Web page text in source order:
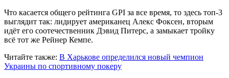
Что касается общего рейтинга GPI за все время, то здесь топ-3
выглядит так: лидирует американец Алекс Фоксен, вторым
идёт его соотечественник Дэвид Питерс, а замыкает тройку
всё тот же Рейнер Кемпе.
Читайте также: В Харькове определился новый чемпион
Украины по спортивному покеру